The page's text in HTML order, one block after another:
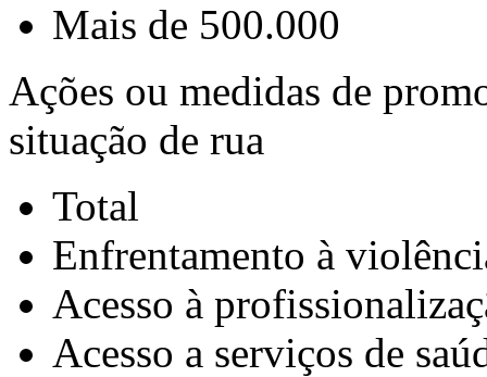
Mais de 500.000
Ações ou medidas de
situação de rua
Total
Enfrentamento à
Acesso à
Acesso a serviços de